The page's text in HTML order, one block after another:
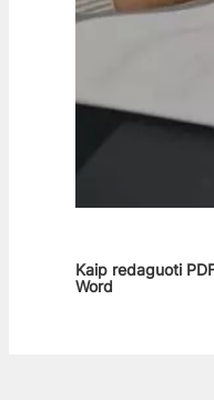
Kaip redaguoti
Word